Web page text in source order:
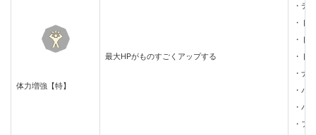
体力増強【特】
最大HPがものすごくアップする
・デ
・ド
・ド
・ド
・ナ
・バ
・パ
・フ